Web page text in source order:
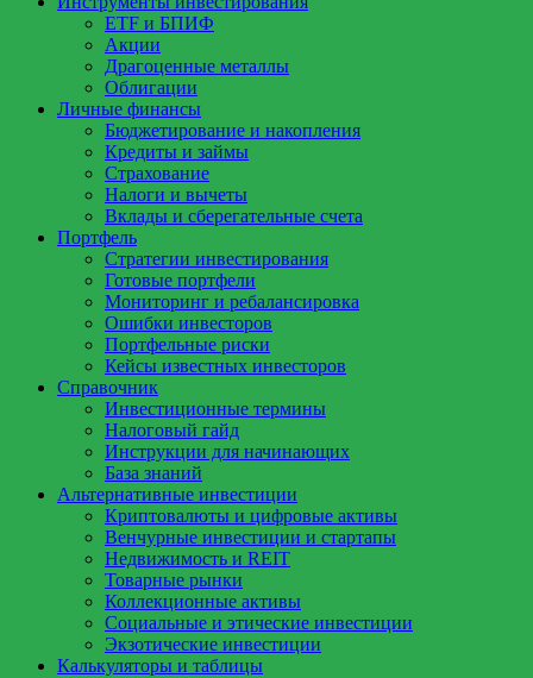
ETF и БПИФ
Акции
Драгоценные металлы
Облигации
Личные финансы
Бюджетирование и накопления
Кредиты и займы
Страхование
Налоги и вычеты
Вклады и сберегательные счета
Портфель
Стратегии инвестирования
Готовые портфели
Мониторинг и ребалансировка
Ошибки инвесторов
Портфельные риски
Кейсы известных инвесторов
Справочник
Инвестиционные термины
Налоговый гайд
Инструкции для начинающих
База знаний
Альтернативные инвестиции
Криптовалюты и цифровые активы
Венчурные инвестиции и стартапы
Недвижимость и REIT
Товарные рынки
Коллекционные активы
Социальные и этические инвестиции
Экзотические инвестиции
Калькуляторы и таблицы